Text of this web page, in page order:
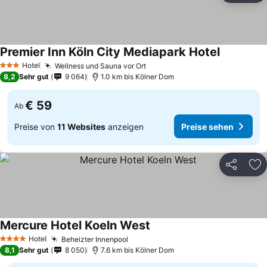
3 SterneHotel Wellness und Sauna vor OrtPreise sehen
Premier Inn Köln City Mediapark HotelPreise
8,2 Sehr gut 9 064 1.0 km bis Kölner Dom
Ab € 59
Preise von 11 Websites anzeigen Preise sehen
Teilen
4 Sterne Hotel Beheizter Innenpool
Mercure Hotel Koeln West
8,1 Sehr gut 8 050 7.6 km bis Kölner Dom